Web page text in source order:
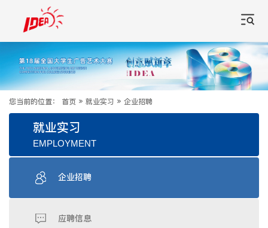
您当前的位置： 首页 » 就业实习 » 企业招聘
就业实习
EMPLOYMENT
企业招聘
应聘信息